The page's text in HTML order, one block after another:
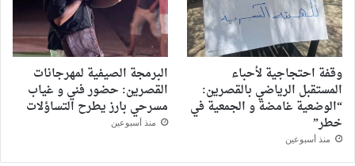
وقفة احتجاجية لأحباء
المستقبل الرياضي بالقصرين:
“الوضعية غامضة و الجمعية في
خطر”
منذ أسبوعين
البرمجة الصيفية لمهرجانات
القصرين: حضور فني و غياب
مسرحي بارز يطرح التساؤلات
منذ أسبوعين